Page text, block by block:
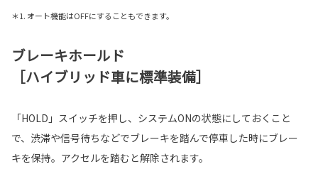
＊1. オート機能はOFFにすることもできます。
ブレーキホールド
［ハイブリッド車に標準装備］
「HOLD」スイッチを押し、システムONの状態にしておくこと
で、渋滞や信号待ちなどでブレーキを踏んで停車した時にブレー
キを保持。アクセルを踏むと解除されます。